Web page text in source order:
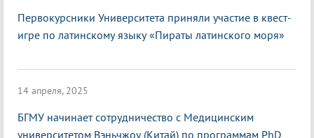
Первокурсники Университета приняли участие в квест-
игре по латинскому языку «Пираты латинского моря»
14 апреля, 2025
БГМУ начинает сотрудничество с Медицинским
университетом Вэньчжоу (Китай) по программам PhD